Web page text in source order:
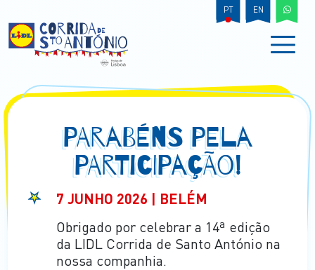
PT EN
PARABÉNS PELA
PARTICIPAÇÃO!
7 JUNHO 2026 | BELÉM
Obrigado por celebrar a 14ª edição
da LIDL Corrida de Santo António na
nossa companhia.